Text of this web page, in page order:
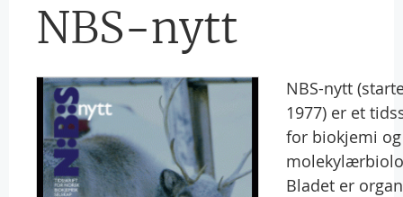
NBS-nytt
NBS-nytt
1977) er et
for biokjemi og
Bladet er